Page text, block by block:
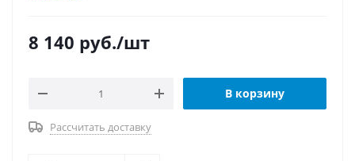
8 140 руб./шт
В корзину
Рассчитать доставку